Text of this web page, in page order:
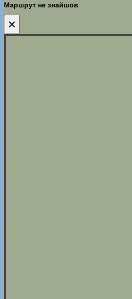
Маршрут не знайшов
×